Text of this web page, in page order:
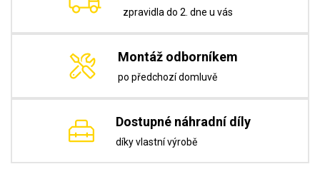
zpravidla do 2. dne u vás
Montáž odborníkem
po předchozí domluvě
Dostupné náhradní díly
díky vlastní výrobě